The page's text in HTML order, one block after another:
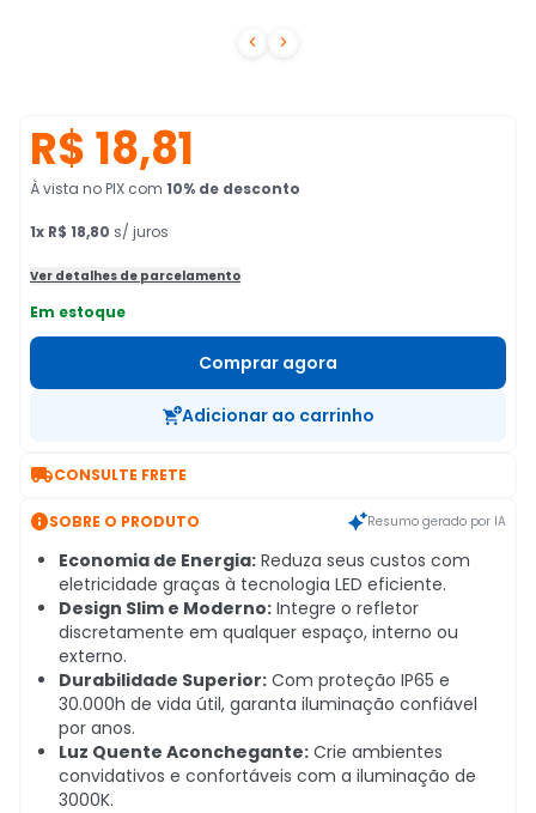
 
R$ 18,81
À vista no PIX com 10% de desconto
1x R$ 18,80 s/ juros
Ver detalhes de parcelamento
Em estoque
Comprar agora
Adicionar ao carrinho
CONSULTE FRETE
SOBRE O PRODUTO Resumo gerado por IA
Economia de Energia: Reduza seus custos com
eletricidade graças à tecnologia LED eficiente.
Design Slim e Moderno: Integre o refletor
discretamente em qualquer espaço, interno ou
externo.
Durabilidade Superior: Com proteção IP65 e
30.000h de vida útil, garanta iluminação confiável
por anos.
Luz Quente Aconchegante: Crie ambientes
convidativos e confortáveis com a iluminação de
3000K.